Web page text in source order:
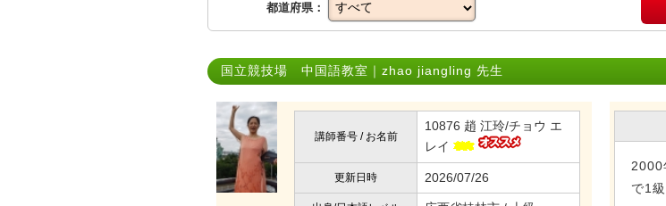
都道府県：
国立競技場 中国語教室｜zhao jiangling 先生
講師番号 / お名前
10876 趙 江玲/チョウ エ
レイ
更新日時 2026/07/26
2000
で1